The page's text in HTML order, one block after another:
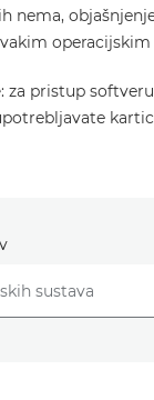
nema,
: za pristup